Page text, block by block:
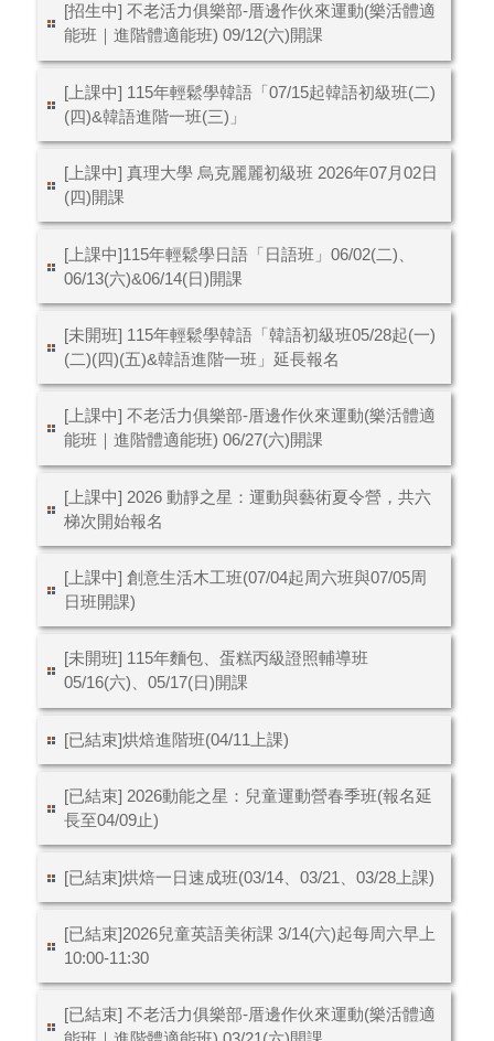
[招生中] 不老活力俱樂部-厝邊作伙來運動(樂活體適
能班｜進階體適能班) 09/12(六)開課
[上課中] 115年輕鬆學韓語「07/15起韓語初級班(二)
(四)&韓語進階一班(三)」
[上課中] 真理大學 烏克麗麗初級班 2026年07月02日
(四)開課
[上課中]115年輕鬆學日語「日語班」06/02(二)、
06/13(六)&06/14(日)開課
[未開班] 115年輕鬆學韓語「韓語初級班05/28起(一)
(二)(四)(五)&韓語進階一班」延長報名
[上課中] 不老活力俱樂部-厝邊作伙來運動(樂活體適
能班｜進階體適能班) 06/27(六)開課
[上課中] 2026 動靜之星：運動與藝術夏令營，共六
梯次開始報名
[上課中] 創意生活木工班(07/04起周六班與07/05周
日班開課)
[未開班] 115年麵包、蛋糕丙級證照輔導班
05/16(六)、05/17(日)開課
[已結束]烘焙進階班(04/11上課)
[已結束] 2026動能之星：兒童運動營春季班(報名延
長至04/09止)
[已結束]烘焙一日速成班(03/14、03/21、03/28上課)
[已結束]2026兒童英語美術課 3/14(六)起每周六早上
10:00-11:30
[已結束] 不老活力俱樂部-厝邊作伙來運動(樂活體適